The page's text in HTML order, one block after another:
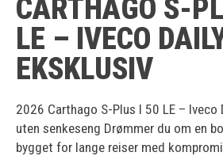
CARTHAGO S-
LE – IVECO
EKSKLUSIV
2026 Carthago S-Plus I 50 LE – Iveco
uten senkeseng Drømmer du om en
bygget for lange reiser med